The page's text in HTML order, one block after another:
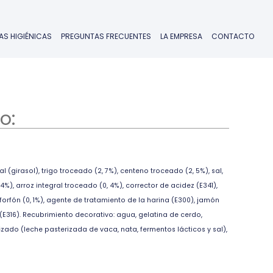
HIGIÉNICAS PREGUNTAS FRECUENTES LA EMPRESA CONTACTO
(girasol), trigo troceado (2, 7%), centeno troceado (2, 5%), sal,
arroz integral troceado (0, 4%), corrector de acidez (E341),
(0, 1%), agente de tratamiento de la harina (E300), jamón
Recubrimiento decorativo: agua, gelatina de cerdo,
(leche pasterizada de vaca, nata, fermentos lácticos y sal),